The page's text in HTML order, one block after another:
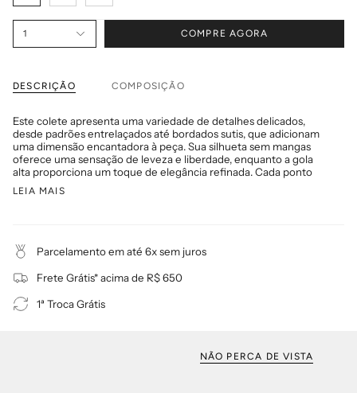
m
a
h
1 COMPRE AGORA
DESCRIÇÃO COMPOSIÇÃO
Este colete apresenta uma variedade de detalhes delicados,
desde padrões entrelaçados até bordados sutis, que adicionam
uma dimensão encantadora à peça. Sua silhueta sem mangas
oferece uma sensação de leveza e liberdade, enquanto a gola
alta proporciona um toque de elegância refinada. Cada ponto
LEIA MAIS
Parcelamento em até 6x sem juros
Frete Grátis* acima de R$ 650
1ª Troca Grátis
NÃO PERCA DE VISTA